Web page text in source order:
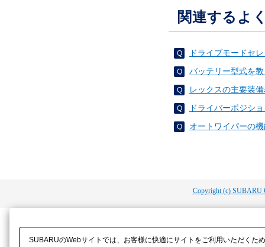
関連するよ
ドライブモードセ
バッテリー型式を
レックスの主要装
ドライバーポジシ
オートワイパーの
Copyright (c) SUBARU
SUBARUのWebサイトでは、お客様に快適にサイトをご利用いただく